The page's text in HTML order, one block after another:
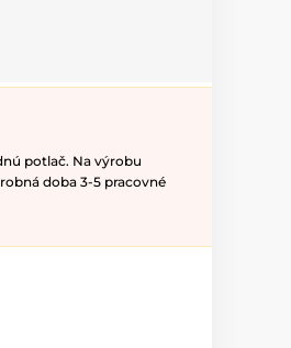
potlač. Na výrobu
doba 3-5 pracovné